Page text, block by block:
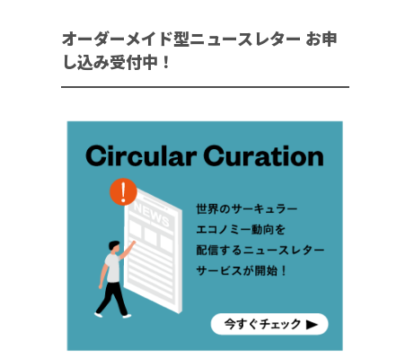
オーダーメイド型ニュースレター お申
し込み受付中！